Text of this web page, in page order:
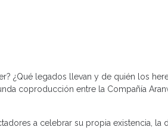
¿Qué legados llevan y de quién los
coproducción entre la Compañía
a celebrar su propia existencia, la